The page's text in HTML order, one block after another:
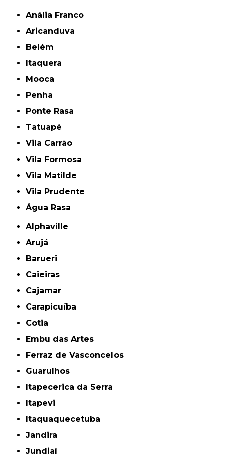
Anália Franco
Aricanduva
Belém
Itaquera
Mooca
Penha
Ponte Rasa
Tatuapé
Vila Carrão
Vila Formosa
Vila Matilde
Vila Prudente
Água Rasa
Alphaville
Arujá
Barueri
Caieiras
Cajamar
Carapicuíba
Cotia
Embu das Artes
Ferraz de Vasconcelos
Guarulhos
Itapecerica da Serra
Itapevi
Itaquaquecetuba
Jandira
Jundiaí